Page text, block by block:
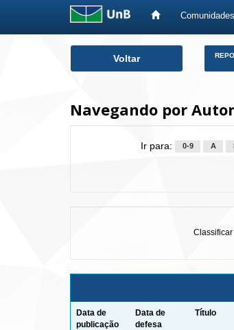
Voltar
Navegando por
Ir para: 0-9 A
Classificar
Data de
publicação
Data de
defesa
Título